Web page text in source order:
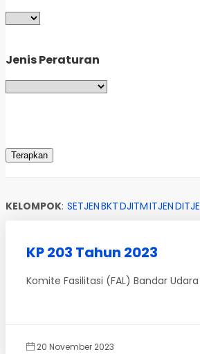
Jenis Peraturan
KELOMPOK: SETJENBKTDJITMITJEN
KP 203 Tahun 2023
Komite Fasilitasi (FAL) Bandar
20 November 2023